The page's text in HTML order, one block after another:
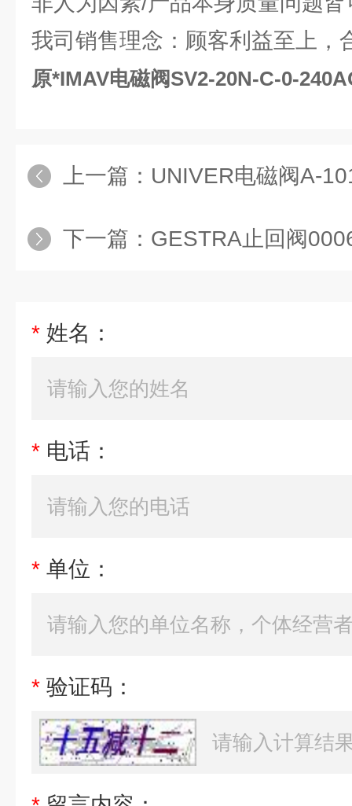
我司销售理念：顾客利益至上，
原*IMAV电磁阀SV2-20N-C-0-
上一篇： UNIVER电磁阀A-
下一篇： GESTRA止回阀
* 姓名：
* 电话：
* 单位：
* 验证码：